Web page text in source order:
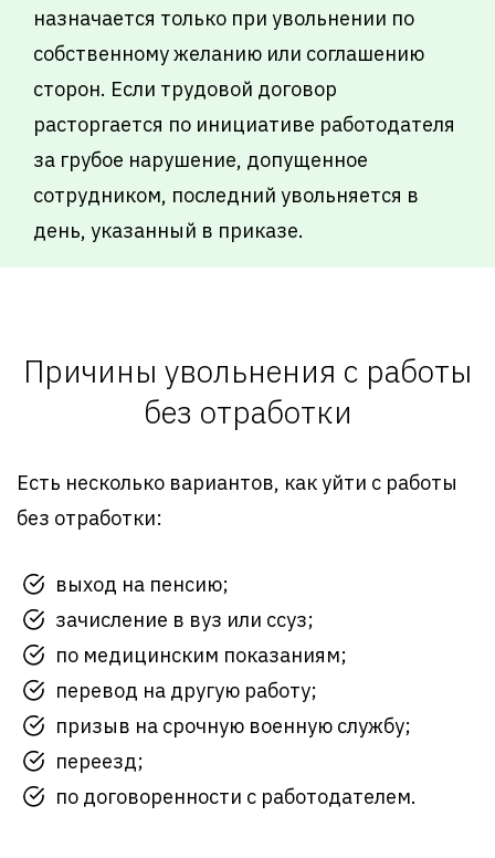
назначается только при увольнении по
собственному желанию или соглашению
сторон. Если трудовой договор
расторгается по инициативе работодателя
за грубое нарушение, допущенное
сотрудником, последний увольняется в
день, указанный в приказе.
Причины увольнения с работы
без отработки
Есть несколько вариантов, как уйти с работы
без отработки:
выход на пенсию;
зачисление в вуз или ссуз;
по медицинским показаниям;
перевод на другую работу;
призыв на срочную военную службу;
переезд;
по договоренности с работодателем.